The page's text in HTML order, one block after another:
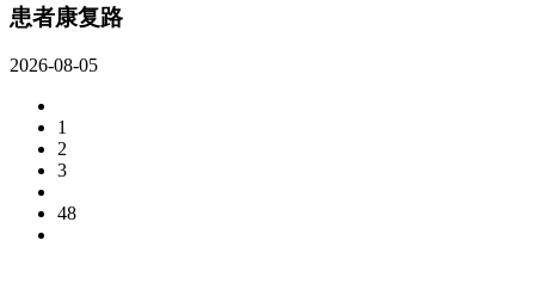
患者康复路
2026-08-05
1
2
3
48